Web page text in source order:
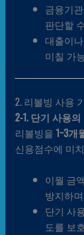
금융기
판단할
대출이
미칠 가
2. 리볼빙 사용
2-1. 단기 사용
리볼빙을1~3개
신용점수에 미
이월 금
방지하
단기 사
도를 보